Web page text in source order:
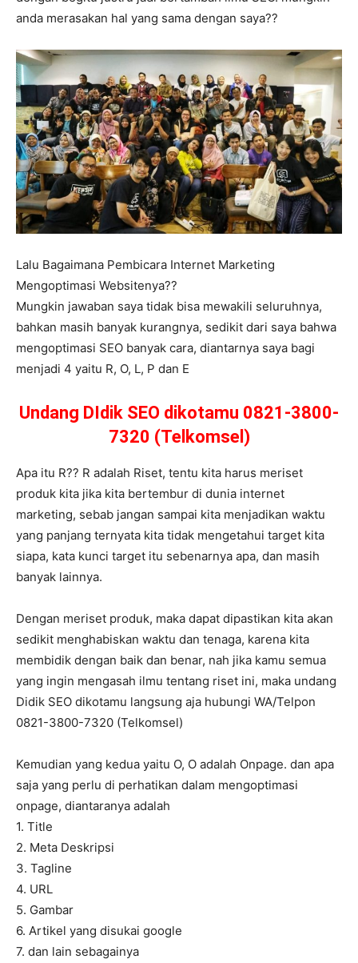
anda merasakan hal yang sama dengan saya??
Lalu Bagaimana Pembicara Internet Marketing
Mengoptimasi Websitenya??
Mungkin jawaban saya tidak bisa mewakili seluruhnya,
bahkan masih banyak kurangnya, sedikit dari saya bahwa
mengoptimasi SEO banyak cara, diantarnya saya bagi
menjadi 4 yaitu R, O, L, P dan E
Undang DIdik SEO dikotamu 0821-3800-
7320 (Telkomsel)
Apa itu R?? R adalah Riset, tentu kita harus meriset
produk kita jika kita bertembur di dunia internet
marketing, sebab jangan sampai kita menjadikan waktu
yang panjang ternyata kita tidak mengetahui target kita
siapa, kata kunci target itu sebenarnya apa, dan masih
banyak lainnya.
Dengan meriset produk, maka dapat dipastikan kita akan
sedikit menghabiskan waktu dan tenaga, karena kita
membidik dengan baik dan benar, nah jika kamu semua
yang ingin mengasah ilmu tentang riset ini, maka undang
Didik SEO dikotamu langsung aja hubungi WA/Telpon
0821-3800-7320 (Telkomsel)
Kemudian yang kedua yaitu O, O adalah Onpage. dan apa
saja yang perlu di perhatikan dalam mengoptimasi
onpage, diantaranya adalah
1. Title
2. Meta Deskripsi
3. Tagline
4. URL
5. Gambar
6. Artikel yang disukai google
7. dan lain sebagainya